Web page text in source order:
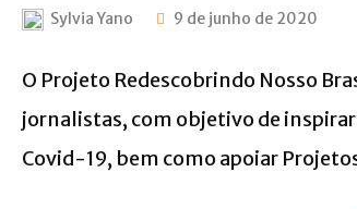
Sylvia Yano 9 de junho de 2020
O Projeto Redescobrindo Nosso
jornalistas, com objetivo de
Covid-19, bem como apoiar